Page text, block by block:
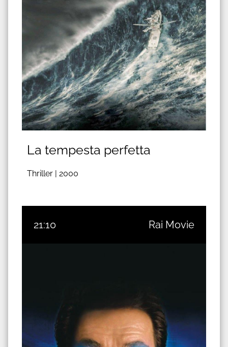
La tempesta perfetta
Thriller | 2000
21:10 Rai Movie